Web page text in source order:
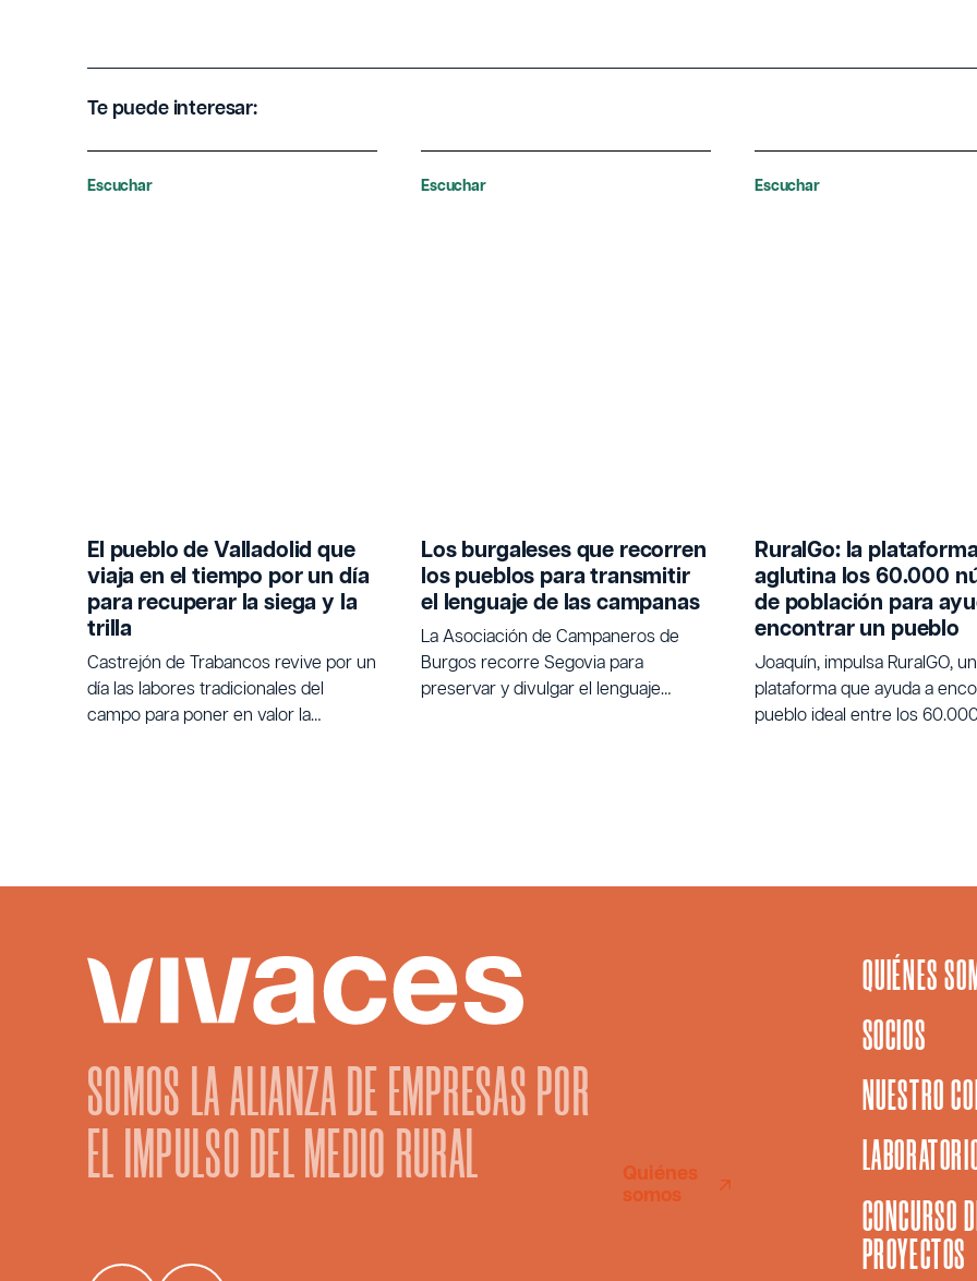
Te puede interesar:
Escuchar
El pueblo de Valladolid que
viaja en el tiempo por un día
para recuperar la siega y la
trilla
Castrejón de Trabancos revive por un
día las labores tradicionales del
campo para poner en valor la
Escuchar
Los burgaleses que recorren
los pueblos para transmitir
el lenguaje de las campanas
La Asociación de Campaneros de
Burgos recorre Segovia para
preservar y divulgar el lenguaje
Escuchar
RuralGo: la
aglutina los 60.000
de población para
encontrar un pueblo
Joaquín, impulsa RuralGO,
plataforma que ayuda a
pueblo ideal entre los
SOMOS LA ALIANZA DE EMPRESAS POR
EL IMPULSO DEL MEDIO RURAL
Quiénes
somos
QUIÉNES
SOCIOS
NUESTRO
CONCURSO
PROYECTOS